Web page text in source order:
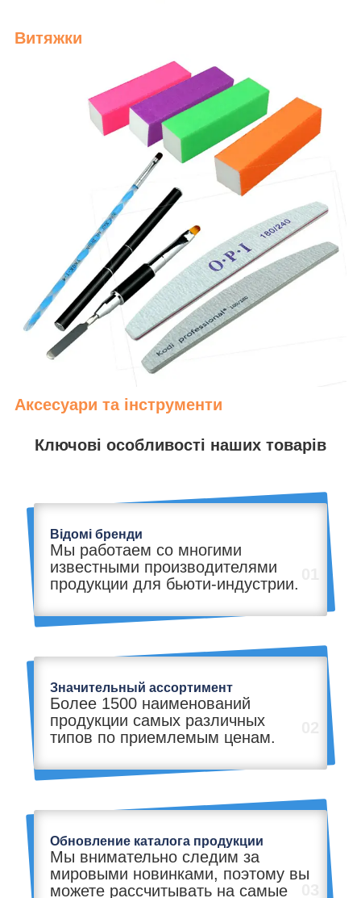
Витяжки
Аксесуари та інструменти
Ключові особливості наших товарів
Відомі бренди
Мы работаем со многими
известными производителями
продукции для бьюти-индустрии.
Значительный ассортимент
Более 1500 наименований
продукции самых различных
типов по приемлемым ценам.
Обновление каталога продукции
Мы внимательно следим за
мировыми новинками, поэтому вы
можете рассчитывать на самые